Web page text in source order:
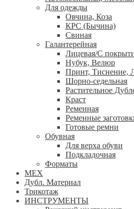
Для одежды
Овчина, Коза
КРС (Бычина)
Свиная
Галантерейная
Лицевая/С
Нубук, Велюр
Принт, Тиснение,
Шорно-седельная
Растительное
Краст
Ременная
Ременные
Готовые ремни
Обувная
Для верха обуви
Подкладочная
Форматы
МЕХ
Дубл. Материал
Трикотаж
ИНСТРУМЕНТЫ